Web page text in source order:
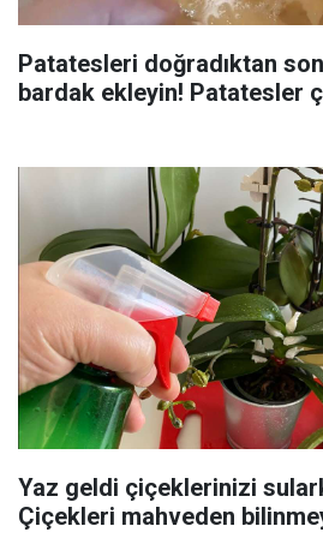
Patatesleri doğradıktan
bardak ekleyin! Patatesler
Yaz geldi çiçeklerinizi
Çiçekleri mahveden